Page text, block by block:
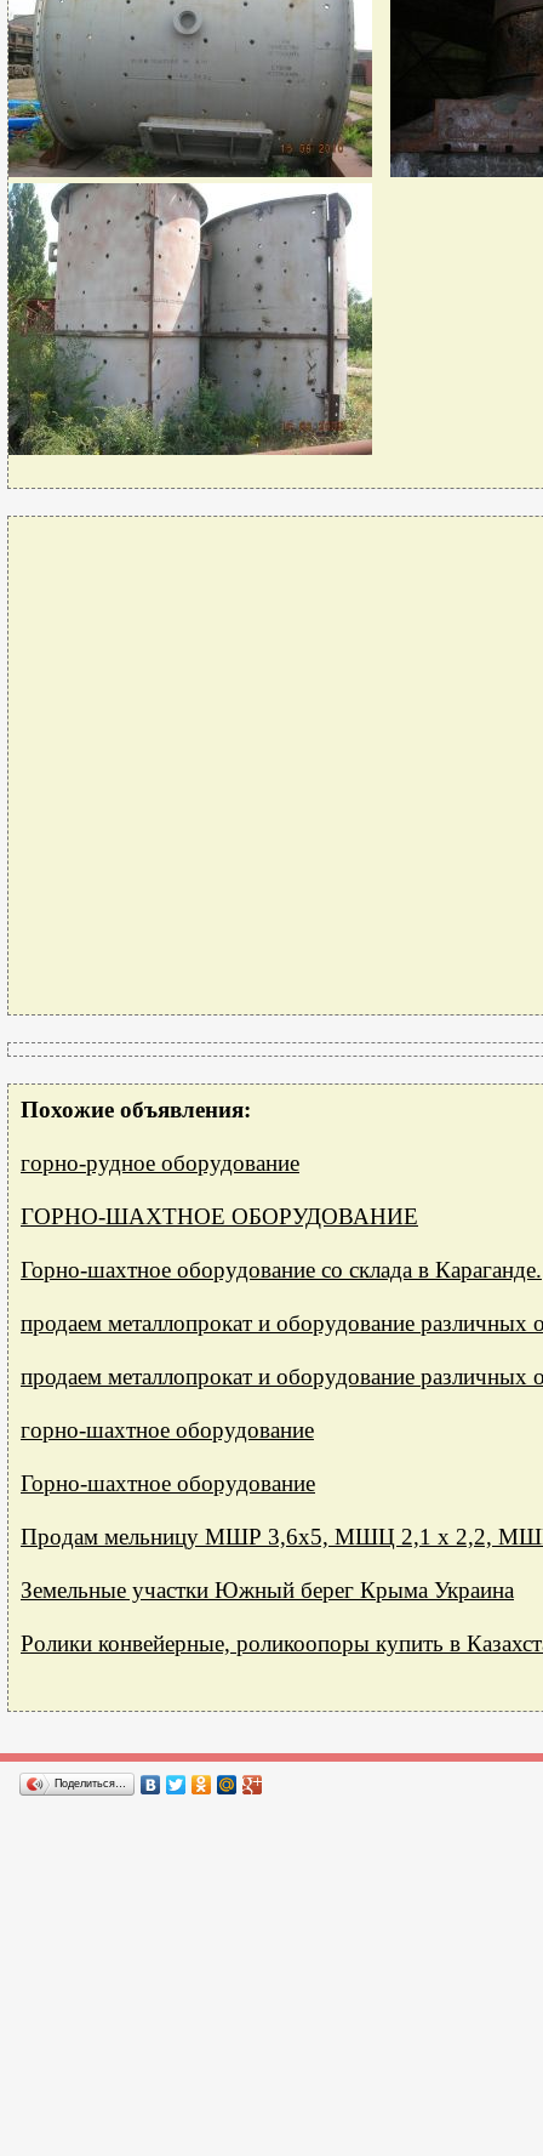
Похожие объявления:
горно-рудное оборудование
ГОРНО-ШАХТНОЕ ОБОРУДОВАНИЕ
Горно-шахтное оборудование со склада в Караганде.
продаем металлопрокат и оборудование различных
продаем металлопрокат и оборудование различных
горно-шахтное оборудование
Горно-шахтное оборудование
Пpoдaм мeльницy МШР 3,6х5, МШЦ 2,1 х 2,2,
Земельные участки Южный берег Крыма Украина
Ролики конвейерные, роликоопоры купить в
Поделиться…